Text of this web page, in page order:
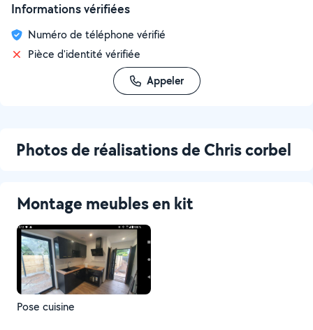
Informations vérifiées
Numéro de téléphone vérifié
Pièce d'identité vérifiée
Appeler
Photos de réalisations de Chris corbel
Montage meubles en kit
Pose cuisine